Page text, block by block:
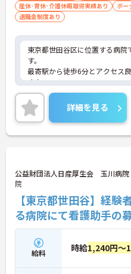
産休･育休･介護休暇取得実績あり
ボー
退職金制度あり
東京都世田谷区に位置する病院
す。
最寄駅から徒歩6分とアクセス
す♪
また、資格不問なので、無資格
トがあるのでスタートしやす
ご興味のある方はご面接のポイ
でご気軽にお問い合わせくださ
詳細を見る
公益財団法人日産厚生会 玉川病院
院
【東京都世田谷】経
る病院にて看護助手の
給料 時給1,240円～